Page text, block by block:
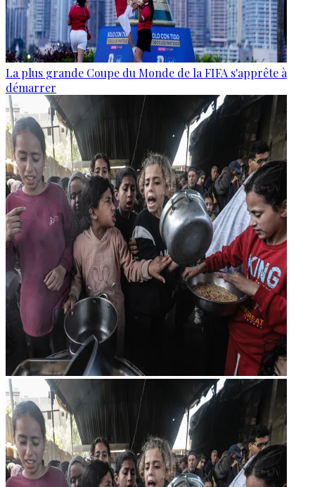
La plus grande Coupe du Monde de la FIFA s'apprête à
démarrer